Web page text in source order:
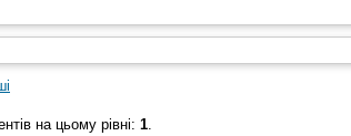
на цьому рівні: 1